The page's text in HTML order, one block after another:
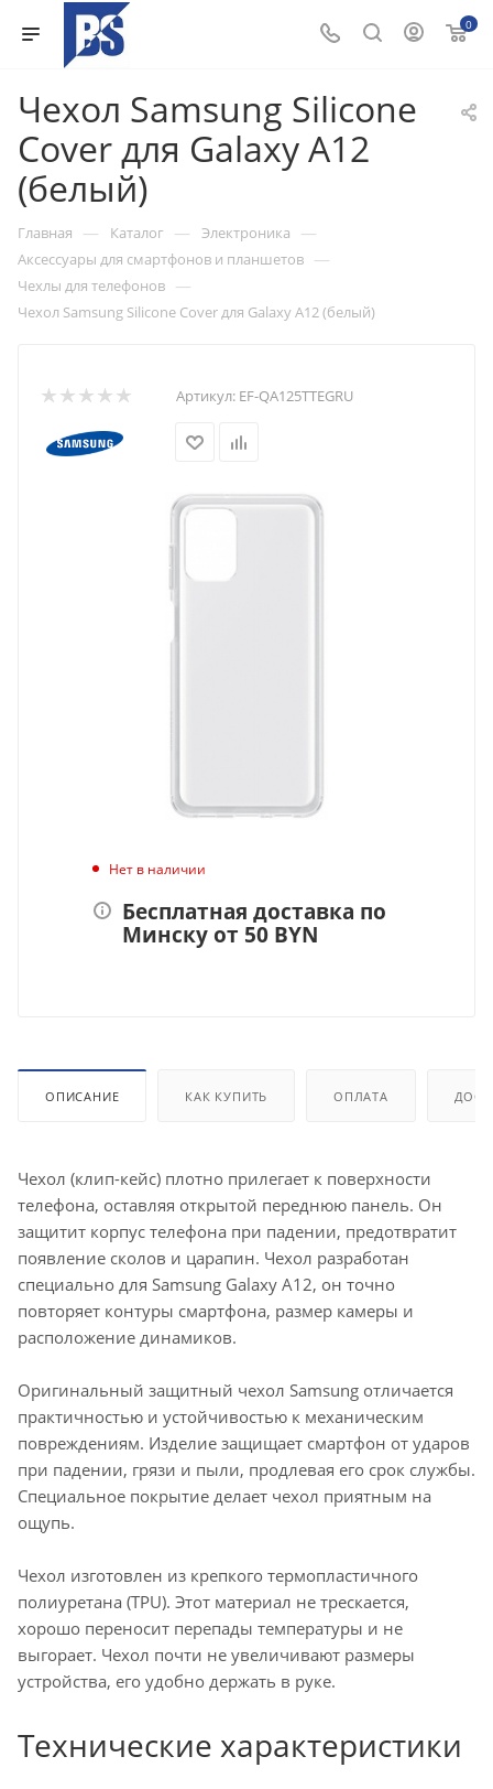
0
Чехол Samsung Silicone
Cover для Galaxy A12
(белый)
Главная — Каталог — Электроника —
Аксессуары для смартфонов и планшетов —
Чехлы для телефонов —
Чехол Samsung Silicone Cover для Galaxy A12 (белый)
Артикул: EF-QA125TTEGRU
Нет в наличии
Бесплатная доставка по
Минску от 50 BYN
ОПИСАНИЕ КАК КУПИТЬ ОПЛАТА
Чехол (клип-кейс) плотно прилегает к поверхности
телефона, оставляя открытой переднюю панель. Он
защитит корпус телефона при падении, предотвратит
появление сколов и царапин. Чехол разработан
специально для Samsung Galaxy A12, он точно
повторяет контуры смартфона, размер камеры и
расположение динамиков.
Оригинальный защитный чехол Samsung отличается
практичностью и устойчивостью к механическим
повреждениям. Изделие защищает смартфон от ударов
при падении, грязи и пыли, продлевая его срок службы.
Специальное покрытие делает чехол приятным на
ощупь.
Чехол изготовлен из крепкого термопластичного
полиуретана (TPU). Этот материал не трескается,
хорошо переносит перепады температуры и не
выгорает. Чехол почти не увеличивают размеры
устройства, его удобно держать в руке.
Технические характеристики